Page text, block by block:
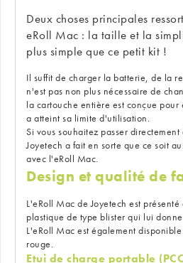
Deux choses principales
eRoll Mac : la taille et la
plus simple que ce petit kit !
Il suffit de charger la batterie, de la
n'est pas non plus nécessaire de
la cartouche entière est conçue
a atteint sa limite d'utilisation.
Si vous souhaitez passer
Joyetech a fait en sorte que ce soit
avec l'eRoll Mac.
Design et qualité de
L'eRoll Mac de Joyetech est
plastique de type blister qui lui
L'eRoll Mac est également
rouge.
Etui de charge portable